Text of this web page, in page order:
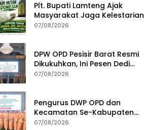
Plt. Bupati Lamteng Ajak
Masyarakat Jaga Kelestarian
Alam pada Peringatan Hari
07/08/2026
DPW OPD Pesisir Barat Resmi
Dikukuhkan, Ini Pesen Dedi
Irawan
07/08/2026
Pengurus DWP OPD dan
Kecamatan Se-Kabupaten
Pesisir Barat Resmi Dikukuhkan
07/08/2026